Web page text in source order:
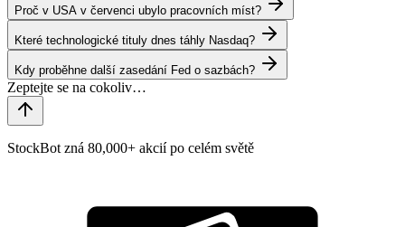
Proč v USA v červenci ubylo pracovních míst?
Které technologické tituly dnes táhly Nasdaq?
Kdy proběhne další zasedání Fed o sazbách?
StockBot zná 80,000+ akcií po celém světě